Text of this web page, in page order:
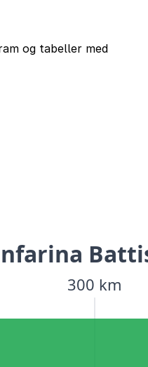
og tabeller med